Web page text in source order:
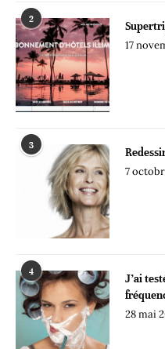
2
17
3
7
4
J’ai
28 mai